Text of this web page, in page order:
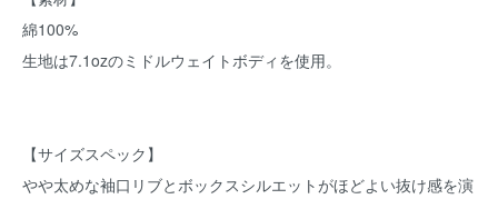
綿100%
生地は7.1ozのミドルウェイトボディを使用。
【サイズスペック】
やや太めな袖口リブとボックスシルエットがほどよい抜け感を演